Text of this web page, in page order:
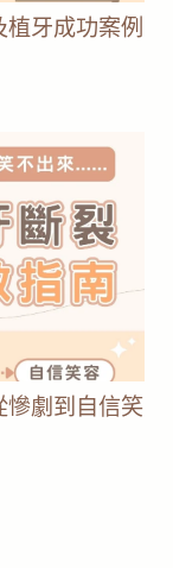
牙成功案例
慘劇到自信笑